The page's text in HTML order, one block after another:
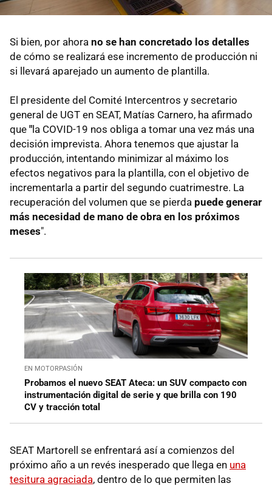
Si bien, por ahora no se han concretado los detalles
de cómo se realizará ese incremento de producción ni
si llevará aparejado un aumento de plantilla.
El presidente del Comité Intercentros y secretario
general de UGT en SEAT, Matías Carnero, ha afirmado
que " la COVID-19 nos obliga a tomar una vez más una
decisión imprevista. Ahora tenemos que ajustar la
producción, intentando minimizar al máximo los
efectos negativos para la plantilla, con el objetivo de
incrementarla a partir del segundo cuatrimestre. La
recuperación del volumen que se pierda puede generar
más necesidad de mano de obra en los próximos
meses".
EN MOTORPASIÓN
Probamos el nuevo SEAT Ateca: un SUV compacto con
instrumentación digital de serie y que brilla con 190
CV y tracción total
SEAT Martorell se enfrentará así a comienzos del
próximo año a un revés inesperado que llega en una
tesitura agraciada, dentro de lo que permiten las